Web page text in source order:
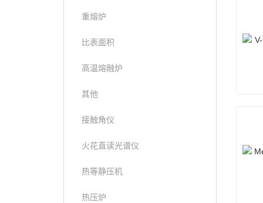
重熔炉
比表面积
高温熔融炉
其他
接触角仪
火花直读光谱仪
热等静压机
热压炉